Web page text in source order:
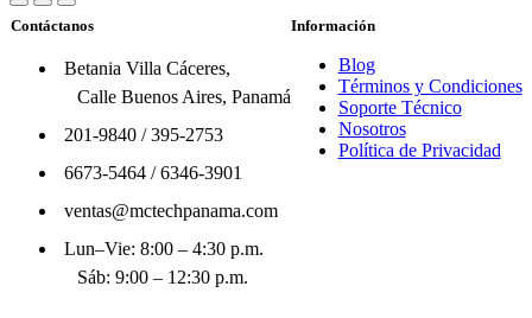
Contáctanos
Betania Villa Cáceres,
Calle Buenos Aires, Panamá
201-9840/395-2753
6673-5464/6346-3901
ventas@mctechpanama.com
Lun–Vie: 8:00 – 4:30 p.m.
Sáb: 9:00 – 12:30 p.m.
Información
Blog
Términos y Condiciones
Soporte Técnico
Nosotros
Política de Privacidad